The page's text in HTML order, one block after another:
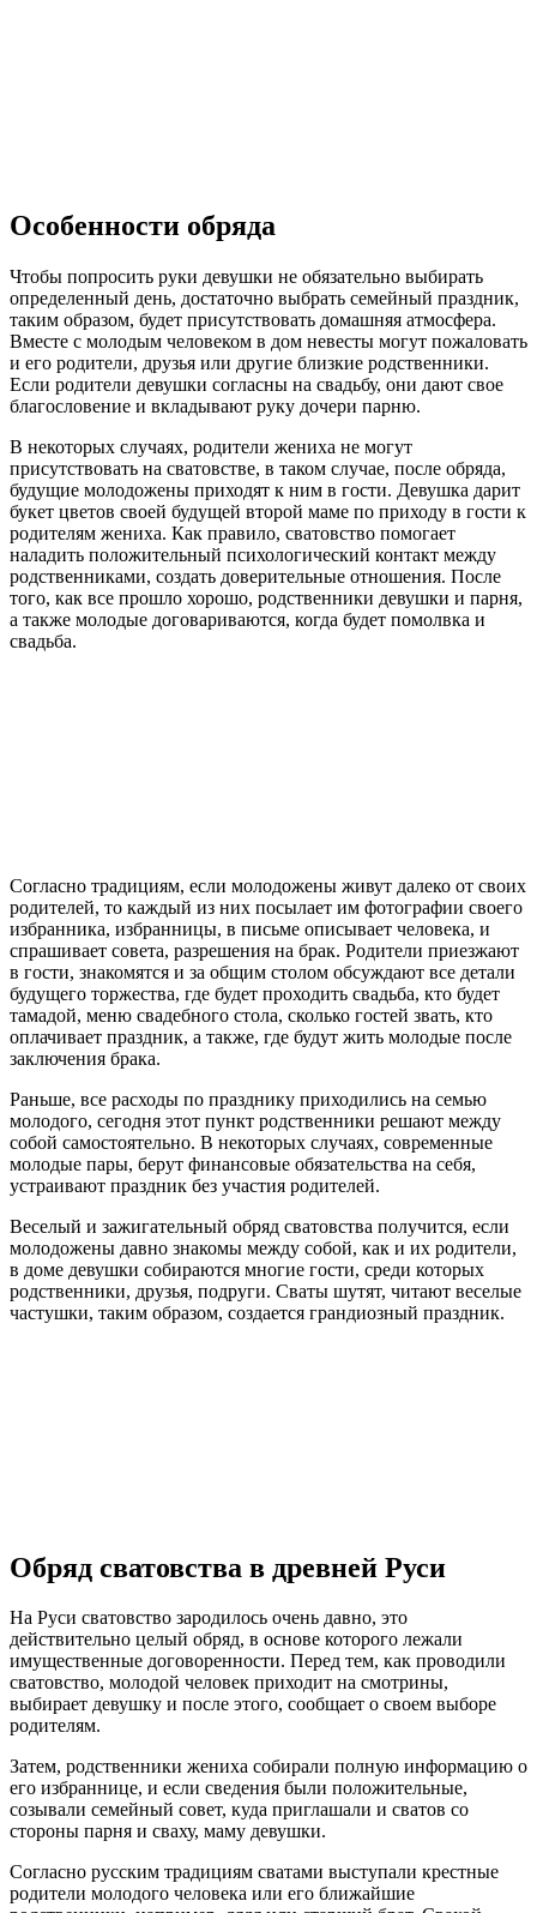
Особенности обряда
Чтобы попросить руки девушки не обязательно выбирать
определенный день, достаточно выбрать семейный праздник,
таким образом, будет присутствовать домашняя атмосфера.
Вместе с молодым человеком в дом невесты могут пожаловать
и его родители, друзья или другие близкие родственники.
Если родители девушки согласны на свадьбу, они дают свое
благословение и вкладывают руку дочери парню.
В некоторых случаях, родители жениха не могут
присутствовать на сватовстве, в таком случае, после обряда,
будущие молодожены приходят к ним в гости. Девушка дарит
букет цветов своей будущей второй маме по приходу в гости к
родителям жениха. Как правило, сватовство помогает
наладить положительный психологический контакт между
родственниками, создать доверительные отношения. После
того, как все прошло хорошо, родственники девушки и парня,
а также молодые договариваются, когда будет помолвка и
свадьба.
Согласно традициям, если молодожены живут далеко от своих
родителей, то каждый из них посылает им фотографии своего
избранника, избранницы, в письме описывает человека, и
спрашивает совета, разрешения на брак. Родители приезжают
в гости, знакомятся и за общим столом обсуждают все детали
будущего торжества, где будет проходить свадьба, кто будет
тамадой, меню свадебного стола, сколько гостей звать, кто
оплачивает праздник, а также, где будут жить молодые после
заключения брака.
Раньше, все расходы по празднику приходились на семью
молодого, сегодня этот пункт родственники решают между
собой самостоятельно. В некоторых случаях, современные
молодые пары, берут финансовые обязательства на себя,
устраивают праздник без участия родителей.
Веселый и зажигательный обряд сватовства получится, если
молодожены давно знакомы между собой, как и их родители,
в доме девушки собираются многие гости, среди которых
родственники, друзья, подруги. Сваты шутят, читают веселые
частушки, таким образом, создается грандиозный праздник.
Обряд сватовства в древней Руси
На Руси сватовство зародилось очень давно, это
действительно целый обряд, в основе которого лежали
имущественные договоренности. Перед тем, как проводили
сватовство, молодой человек приходит на смотрины,
выбирает девушку и после этого, сообщает о своем выборе
родителям.
Затем, родственники жениха собирали полную информацию о
его избраннице, и если сведения были положительные,
созывали семейный совет, куда приглашали и сватов со
стороны парня и сваху, маму девушки.
Согласно русским традициям сватами выступали крестные
родители молодого человека или его ближайшие